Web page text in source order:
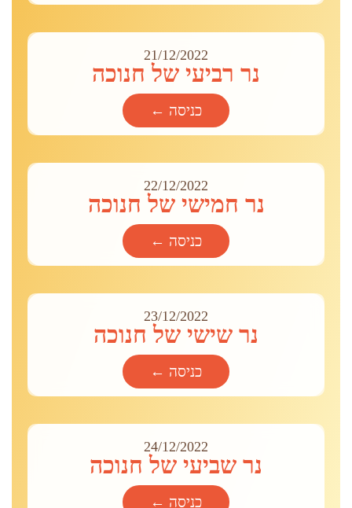
21/12/2022
נר רביעי של חנוכה
כניסה ←
22/12/2022
נר חמישי של חנוכה
כניסה ←
23/12/2022
נר שישי של חנוכה
כניסה ←
24/12/2022
נר שביעי של חנוכה
כניסה ←